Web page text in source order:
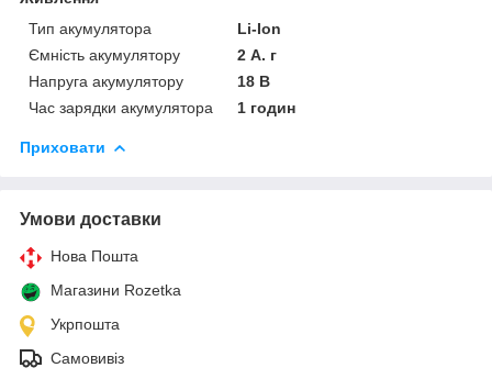
Тип акумулятора
Li-Ion
Ємність акумулятору
2 А. г
Напруга акумулятору
18 В
Час зарядки акумулятора
1 годин
Приховати
Умови доставки
Нова Пошта
Магазини Rozetka
Укрпошта
Самовивіз